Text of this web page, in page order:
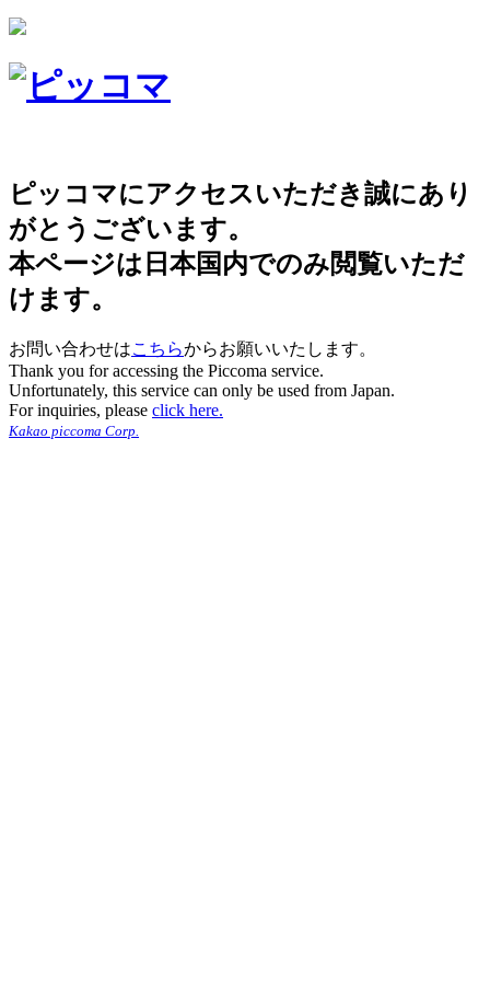
ピッコマにアクセスいただき誠にあり
がとうございます。
本ページは日本国内でのみ閲覧いただ
けます。
お問い合わせはこちらからお願いいたします。
Thank you for accessing the Piccoma service.
Unfortunately, this service can only be used from Japan.
For inquiries, please click here.
Kakao piccoma Corp.